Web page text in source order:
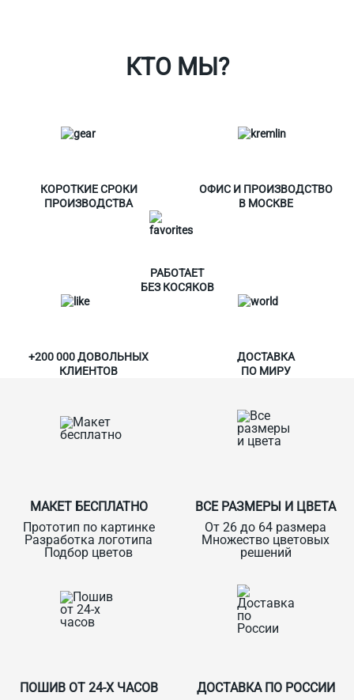
КТО МЫ?
КОРОТКИЕ СРОКИ
ПРОИЗВОДСТВА
ОФИС И ПРОИЗВОДСТВО
В МОСКВЕ
РАБОТАЕТ
БЕЗ КОСЯКОВ
+200 000 ДОВОЛЬНЫХ
КЛИЕНТОВ
ДОСТАВКА
ПО МИРУ
МАКЕТ БЕСПЛАТНО
Прототип по картинке
Разработка логотипа
Подбор цветов
ВСЕ РАЗМЕРЫ И ЦВЕТА
От 26 до 64 размера
Множество цветовых
решений
ПОШИВ ОТ 24-Х ЧАСОВ
ДОСТАВКА ПО РОССИИ